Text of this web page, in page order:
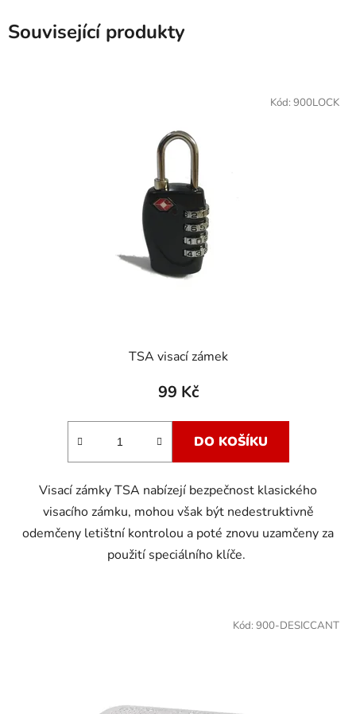
Související produkty
TSA visací zámek
99 Kč
DO KOŠÍKU
Visací zámky TSA nabízejí bezpečnost klasického
visacího zámku, mohou však být nedestruktivně
odemčeny letištní kontrolou a poté znovu uzamčeny za
použití speciálního klíče.
Kód: 900LOCK
Kód: 900-DESICCANT